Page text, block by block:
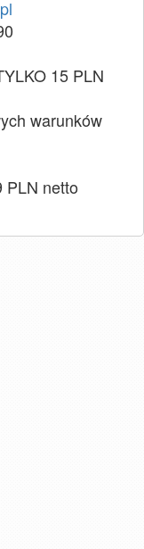
15 PLN
warunków
PLN netto